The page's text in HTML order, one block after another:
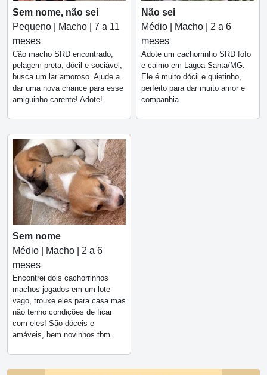
Sem nome, não sei
Pequeno | Macho | 7 a 11
meses
Cão macho SRD encontrado,
pelagem preta, dócil e sociável,
busca um lar amoroso. Ajude a
dar uma nova chance para esse
amiguinho carente! Adote!
Não sei
Médio | Macho | 2 a 6
meses
Adote um cachorrinho SRD fofo
e calmo em Lagoa Santa/MG.
Ele é muito dócil e quietinho,
perfeito para dar muito amor e
companhia.
Sem nome
Médio | Macho | 2 a 6
meses
Encontrei dois cachorrinhos
machos jogados em um lote
vago, trouxe eles para casa mas
não tenho condições de ficar
com eles! São dóceis e
amáveis, bem novinhos tbm.